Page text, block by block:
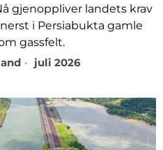
gjenoppliver landets krav
i Persiabukta gamle
gassfelt.
juli 2026